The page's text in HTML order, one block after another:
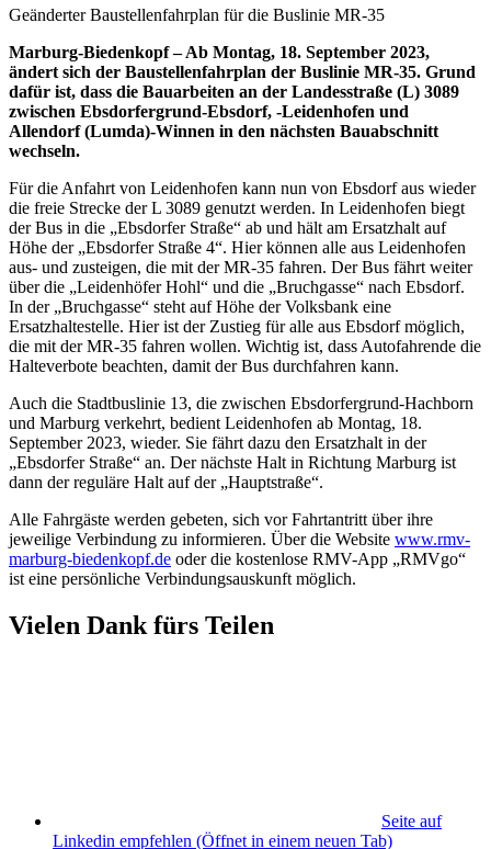
Geänderter Baustellenfahrplan für die Buslinie MR-35
Marburg-Biedenkopf – Ab Montag, 18. September 2023,
ändert sich der Baustellenfahrplan der Buslinie MR-35. Grund
dafür ist, dass die Bauarbeiten an der Landesstraße (L) 3089
zwischen Ebsdorfergrund-Ebsdorf, -Leidenhofen und
Allendorf (Lumda)-Winnen in den nächsten Bauabschnitt
wechseln.
Für die Anfahrt von Leidenhofen kann nun von Ebsdorf aus wieder
die freie Strecke der L 3089 genutzt werden. In Leidenhofen biegt
der Bus in die „Ebsdorfer Straße“ ab und hält am Ersatzhalt auf
Höhe der „Ebsdorfer Straße 4“. Hier können alle aus Leidenhofen
aus- und zusteigen, die mit der MR-35 fahren. Der Bus fährt weiter
über die „Leidenhöfer Hohl“ und die „Bruchgasse“ nach Ebsdorf.
In der „Bruchgasse“ steht auf Höhe der Volksbank eine
Ersatzhaltestelle. Hier ist der Zustieg für alle aus Ebsdorf möglich,
die mit der MR-35 fahren wollen. Wichtig ist, dass Autofahrende die
Halteverbote beachten, damit der Bus durchfahren kann.
Auch die Stadtbuslinie 13, die zwischen Ebsdorfergrund-Hachborn
und Marburg verkehrt, bedient Leidenhofen ab Montag, 18.
September 2023, wieder. Sie fährt dazu den Ersatzhalt in der
„Ebsdorfer Straße“ an. Der nächste Halt in Richtung Marburg ist
dann der reguläre Halt auf der „Hauptstraße“.
Alle Fahrgäste werden gebeten, sich vor Fahrtantritt über ihre
jeweilige Verbindung zu informieren. Über die Website www.rmv-
marburg-biedenkopf.de oder die kostenlose RMV-App „RMVgo“
ist eine persönliche Verbindungsauskunft möglich.
Vielen Dank fürs Teilen
Seite auf
Linkedin empfehlen (Öffnet in einem neuen Tab)